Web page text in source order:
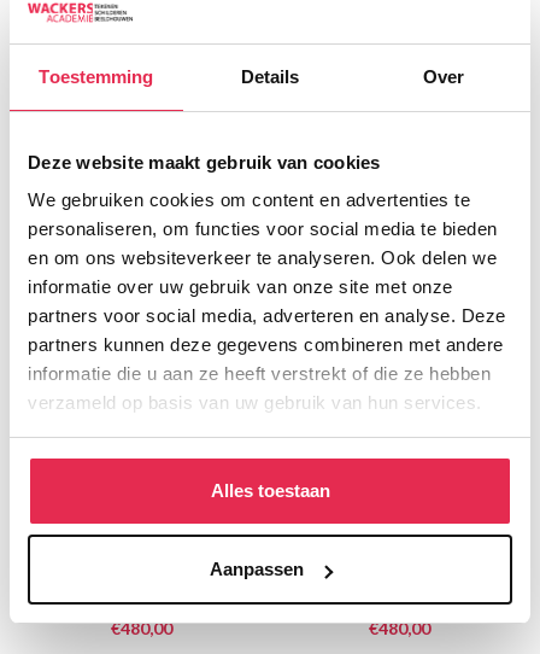
Toestemming Details Over
Deze website maakt gebruik van cookies
We gebruiken cookies om content en advertenties te
personaliseren, om functies voor social media te bieden
en om ons websiteverkeer te analyseren. Ook delen we
informatie over uw gebruik van onze site met onze
partners voor social media, adverteren en analyse. Deze
partners kunnen deze gegevens combineren met andere
informatie die u aan ze heeft verstrekt of die ze hebben
verzameld op basis van uw gebruik van hun services.
Alles toestaan
Aanpassen
en van de Oude
Meesters
(NL/EN)
€480,00
olieverf met
Koen Vermeule
€480,00
Schilderen als
moderne/oude
€480,00
Spontaneous
composition
€480,00